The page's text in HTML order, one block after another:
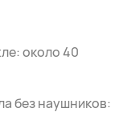
около 40
без наушников: